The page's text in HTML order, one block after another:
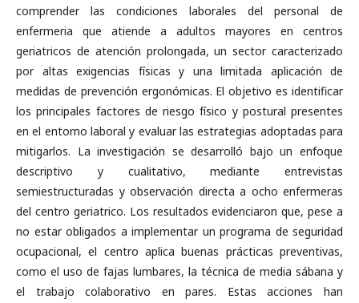
comprender las condiciones laborales del personal de
enfermeria que atiende a adultos mayores en centros
geriatricos de atención prolongada, un sector caracterizado
por altas exigencias físicas y una limitada aplicación de
medidas de prevención ergonómicas. El objetivo es identificar
los principales factores de riesgo físico y postural presentes
en el entorno laboral y evaluar las estrategias adoptadas para
mitigarlos. La investigación se desarrolló bajo un enfoque
descriptivo y cualitativo, mediante entrevistas
semiestructuradas y observación directa a ocho enfermeras
del centro geriatrico. Los resultados evidenciaron que, pese a
no estar obligados a implementar un programa de seguridad
ocupacional, el centro aplica buenas prácticas preventivas,
como el uso de fajas lumbares, la técnica de media sábana y
el trabajo colaborativo en pares. Estas acciones han